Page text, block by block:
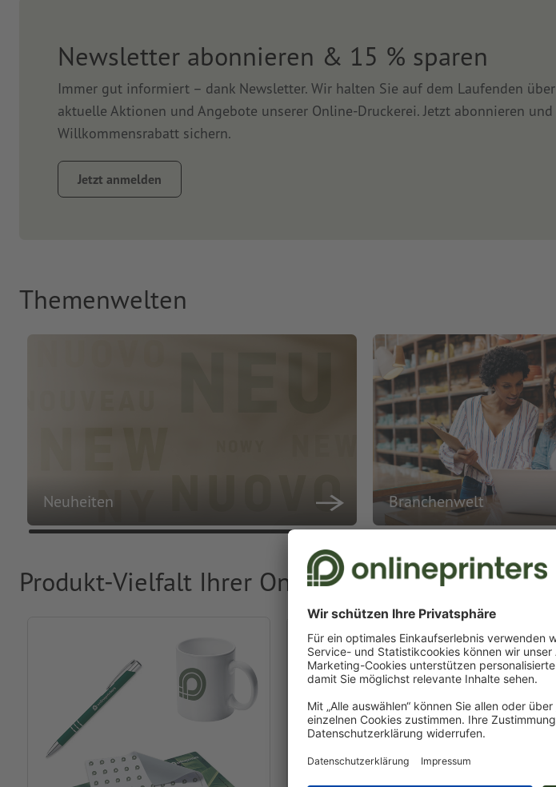
Newsletter abonnieren & 15 % sparen
Immer gut informiert – dank Newsletter. Wir halten Sie auf dem Laufenden über
aktuelle Aktionen und Angebote unserer Online-Druckerei. Jetzt abonnieren und
Willkommensrabatt sichern.
Jetzt anmelden
Themenwelten
Neuheiten Branchenwelt
Produkt-Vielfalt Ihrer Online-Druckerei